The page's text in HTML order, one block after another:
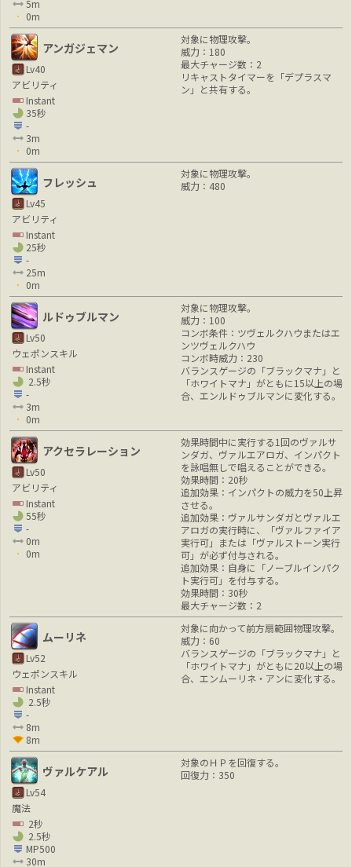
5m
0m
アンガジェマン
Lv40
アビリティ
Instant
35秒
-
3m
0m
対象に物理攻撃。
威力：180
最大チャージ数：2
リキャストタイマーを「デプラスマ
ン」と共有する。
フレッシュ
Lv45
アビリティ
Instant
25秒
-
25m
0m
対象に物理攻撃。
威力：480
ルドゥブルマン
Lv50
ウェポンスキル
Instant
2.5秒
-
3m
0m
対象に物理攻撃。
威力：100
コンボ条件：ツヴェルクハウまたはエ
ンツヴェルクハウ
コンボ時威力：230
バランスゲージの「ブラックマナ」と
「ホワイトマナ」がともに15以上の場
合、エンルドゥブルマンに変化する。
アクセラレーション
Lv50
アビリティ
Instant
55秒
-
0m
0m
効果時間中に実行する1回のヴァルサ
ンダガ、ヴァルエアロガ、インパクト
を詠唱無しで唱えることができる。
効果時間：20秒
追加効果：インパクトの威力を50上昇
させる。
追加効果：ヴァルサンダガとヴァルエ
アロガの実行時に、「ヴァルファイア
実行可」または「ヴァルストーン実行
可」が必ず付与される。
追加効果：自身に「ノーブルインパク
ト実行可」を付与する。
効果時間：30秒
最大チャージ数：2
ムーリネ
Lv52
ウェポンスキル
Instant
2.5秒
-
8m
8m
対象に向かって前方扇範囲物理攻撃。
威力：60
バランスゲージの「ブラックマナ」と
「ホワイトマナ」がともに20以上の場
合、エンムーリネ・アンに変化する。
ヴァルケアル
Lv54
魔法
2秒
2.5秒
MP500
30m
対象のＨＰを回復する。
回復力：350